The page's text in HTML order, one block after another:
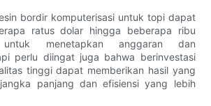
bordir komputerisasi untuk topi dapat
ratus dolar hingga beberapa ribu
menetapkan anggaran dan
perlu diingat juga bahwa berinvestasi
tinggi dapat memberikan hasil yang
panjang dan efisiensi yang lebih